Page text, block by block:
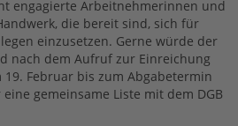
engagierte Arbeitnehmerinnen und
die bereit sind, sich für
einzusetzen. Gerne würde der
nach dem Aufruf zur Einreichung
19. Februar bis zum Abgabetermin
gemeinsame Liste mit dem DGB